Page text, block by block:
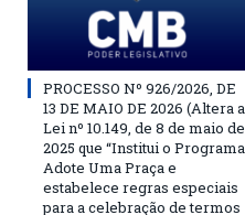
PROCESSO Nº 926/2026, DE
13 DE MAIO DE 2026 (Altera a
Lei nº 10.149, de 8 de maio de
2025 que “Institui o Programa
Adote Uma Praça e
estabelece regras especiais
para a celebração de termos